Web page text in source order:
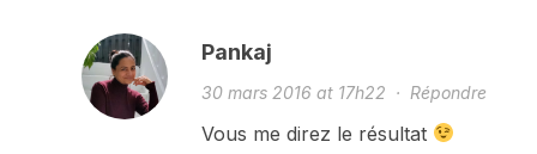
Pankaj
30 mars 2016 at 17h22 · Répondre
Vous me direz le résultat